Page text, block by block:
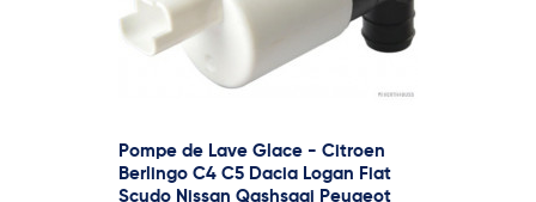
Pompe de Lave Glace - Citroen
Berlingo C4 C5 Dacia Logan Fiat
Scudo Nissan Qashsqai Peugeot